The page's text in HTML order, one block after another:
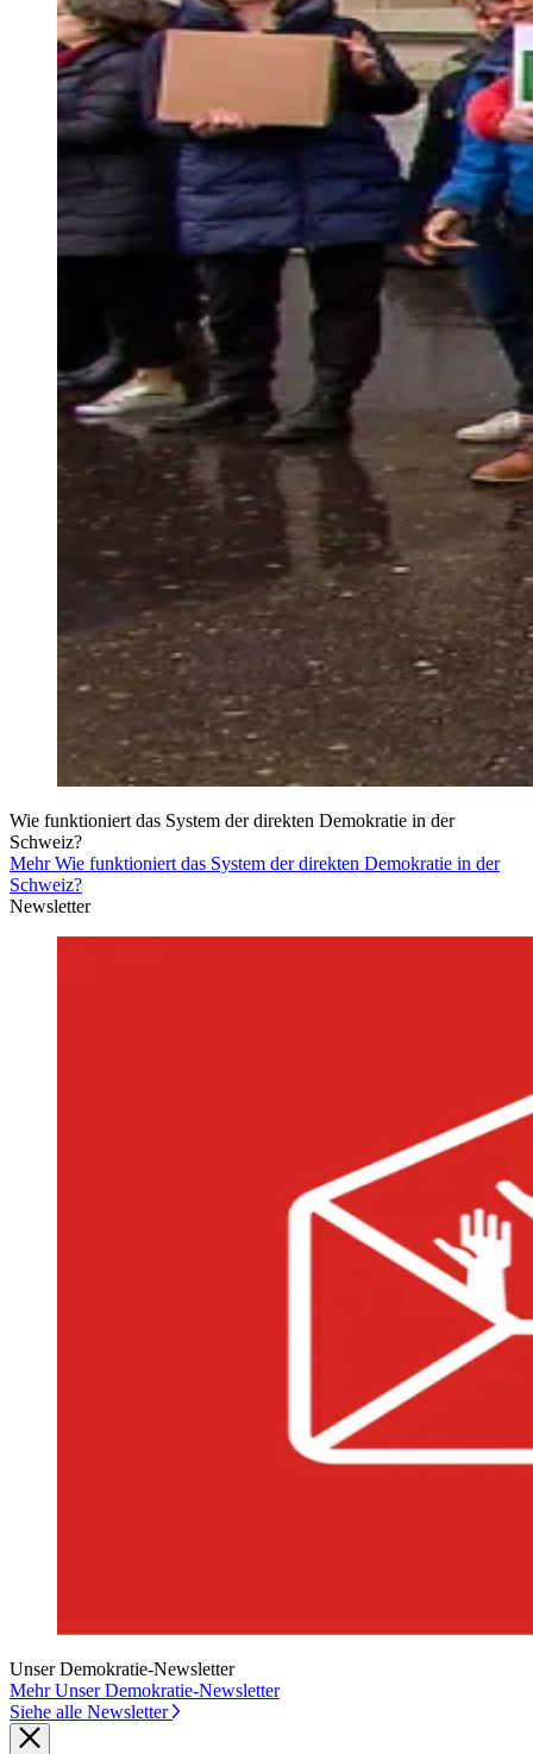
Wie funktioniert das System der direkten Demokratie in der
Schweiz?
Mehr Wie funktioniert das System der direkten Demokratie in der
Schweiz?
Newsletter
Unser Demokratie-Newsletter
Mehr Unser Demokratie-Newsletter
Siehe alle Newsletter